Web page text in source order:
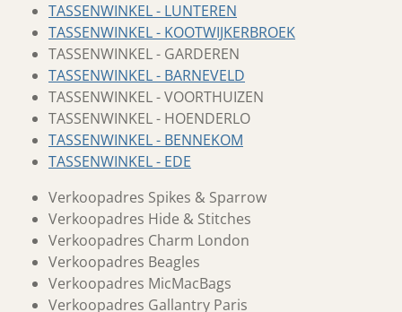
TASSENWINKEL - LUNTEREN
TASSENWINKEL - KOOTWIJKERBROEK
TASSENWINKEL - GARDEREN
TASSENWINKEL - BARNEVELD
TASSENWINKEL - VOORTHUIZEN
TASSENWINKEL - HOENDERLO
TASSENWINKEL - BENNEKOM
TASSENWINKEL - EDE
Verkoopadres Spikes & Sparrow
Verkoopadres Hide & Stitches
Verkoopadres Charm London
Verkoopadres Beagles
Verkoopadres MicMacBags
Verkoopadres Gallantry Paris